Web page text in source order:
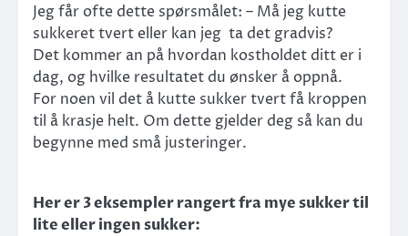
Jeg får ofte dette spørsmålet: – Må jeg kutte
sukkeret tvert eller kan jeg ta det gradvis?
Det kommer an på hvordan kostholdet ditt er i
dag, og hvilke resultatet du ønsker å oppnå.
For noen vil det å kutte sukker tvert få kroppen
til å krasje helt. Om dette gjelder deg så kan du
begynne med små justeringer.
Her er 3 eksempler rangert fra mye sukker til
lite eller ingen sukker: